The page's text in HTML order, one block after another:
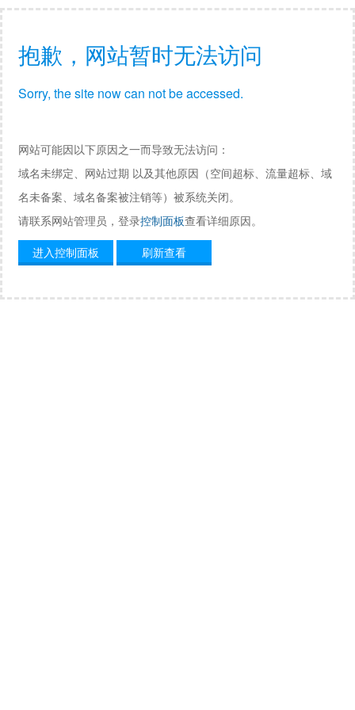
抱歉，网站暂时无法访问
Sorry, the site now can not be accessed.
网站可能因以下原因之一而导致无法访问：
域名未绑定、网站过期 以及其他原因（空间超标、流量超标、域
名未备案、域名备案被注销等）被系统关闭。
请联系网站管理员，登录控制面板查看详细原因。
进入控制面板
刷新查看